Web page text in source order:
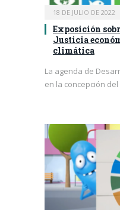
18 DE JULIO DE 2022
Exposición
Justicia
climática
La agenda de
en la concepción